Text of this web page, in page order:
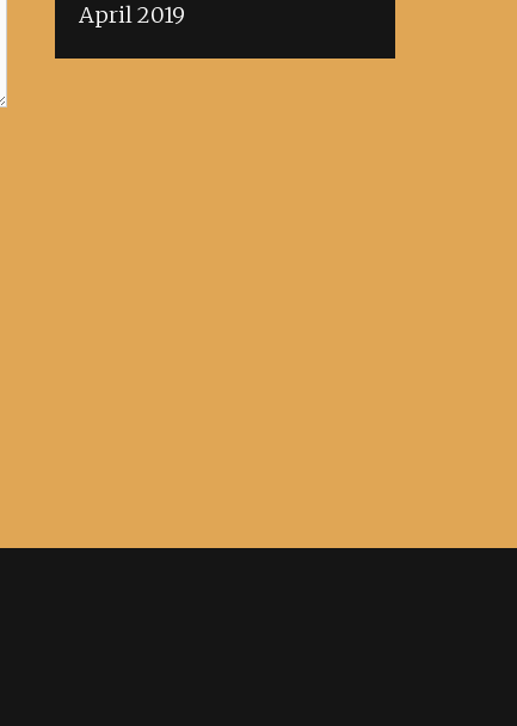
April 2019